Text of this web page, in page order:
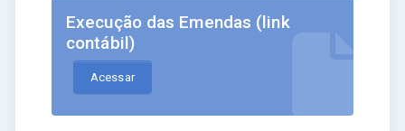
Execução das Emendas (link
contábil)
Acessar